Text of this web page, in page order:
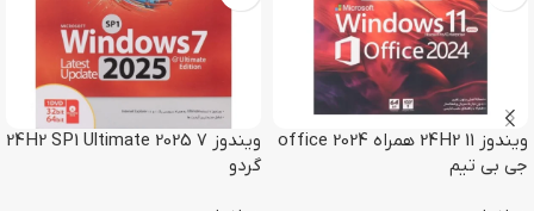
ویندوز 11 24H2 همراه office 2024
جی بی تیم
ویندوز 7 24H2 SP1 Ultimate 2025
گردو